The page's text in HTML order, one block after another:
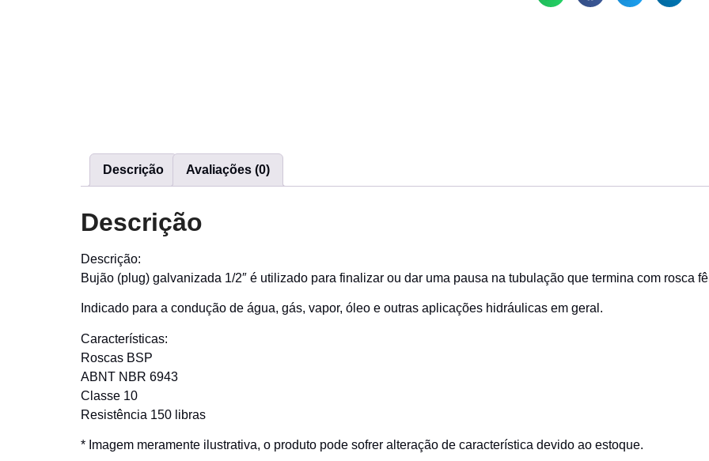
Descrição Avaliações (0)
Descrição
Descrição:
Bujão (plug) galvanizada 1/2″ é utilizado para finalizar ou dar uma pausa na tubulação que termina com rosca
Indicado para a condução de água, gás, vapor, óleo e outras aplicações hidráulicas em geral.
Características:
Roscas BSP
ABNT NBR 6943
Classe 10
Resistência 150 libras
* Imagem meramente ilustrativa, o produto pode sofrer alteração de característica devido ao estoque.